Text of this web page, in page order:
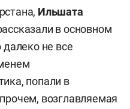
Ильшата
в основном
далеко не все
попали в
возглавляемая